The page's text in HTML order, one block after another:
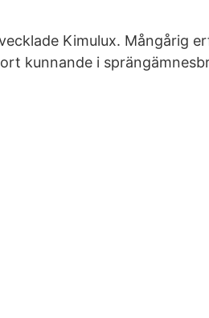
Kimulux. Mångårig
kunnande i